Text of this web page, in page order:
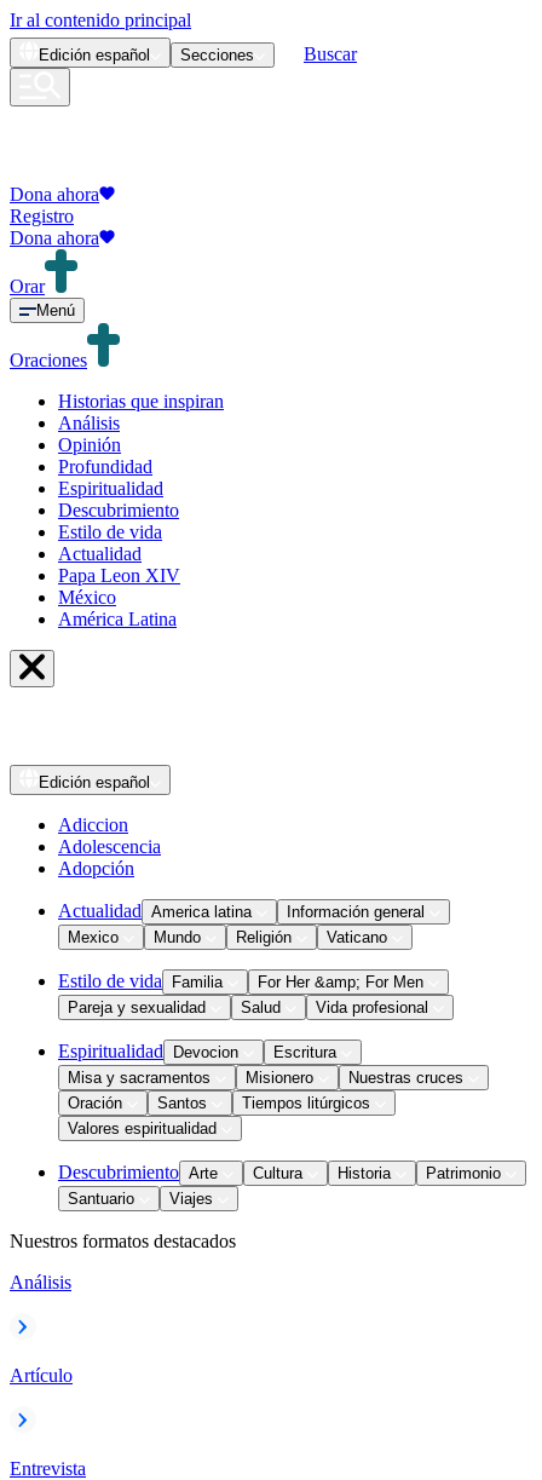
Ir al contenido principal
Edición español Secciones Buscar
Dona ahora
Registro
Dona ahora
Orar
Menú
Oraciones
Historias que inspiran
Análisis
Opinión
Profundidad
Espiritualidad
Descubrimiento
Estilo de vida
Actualidad
Papa Leon XIV
México
América Latina
Edición español
Adiccion
Adolescencia
Adopción
Actualidad America latina
Información general
Mexico
Mundo Religión Vaticano
Estilo de vida Familia
For Her &amp; For Men
Pareja y sexualidad
Salud Vida profesional
Espiritualidad Devocion
Escritura
Misa y sacramentos
Misionero
Nuestras cruces
Oración
Santos
Tiempos litúrgicos
Valores espiritualidad
Descubrimiento Arte Cultura Historia
Patrimonio
Santuario
Viajes
Nuestros formatos destacados
Análisis
Artículo
Entrevista